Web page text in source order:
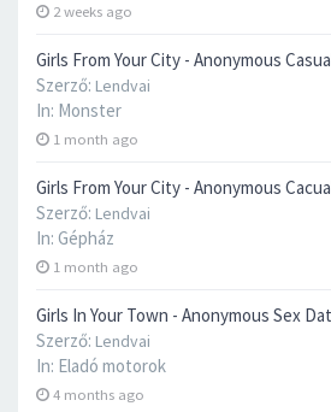
2 weeks ago
Girls From Your City - Anonymous
Szerző: Lendvai
In: Monster
1 month ago
Girls From Your City - Anonymous
Szerző: Lendvai
In: Gépház
1 month ago
Girls In Your Town - Anonymous Sex
Szerző: Lendvai
In: Eladó motorok
4 months ago